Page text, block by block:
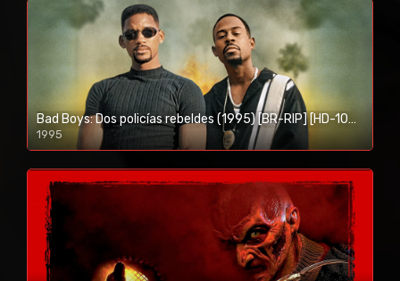
Bad Boys: Dos policías rebeldes (1995) [BR-RIP] [HD-1080p]
1995
1080p/720p